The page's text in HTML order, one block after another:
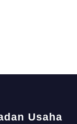
Usaha